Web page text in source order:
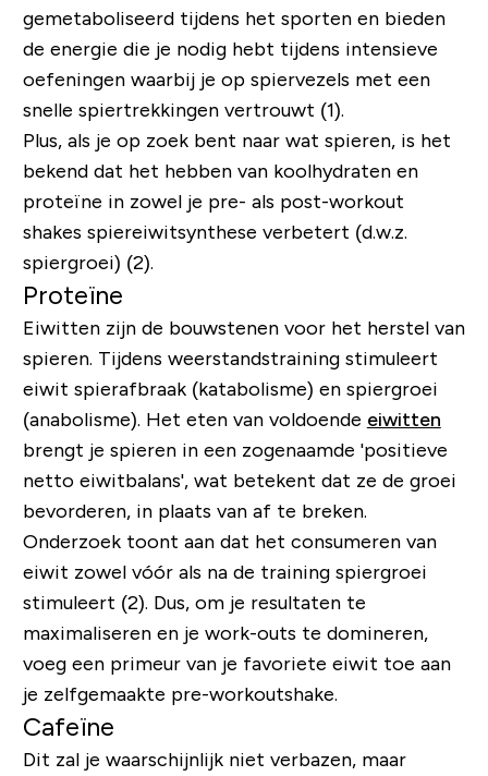
gemetaboliseerd tijdens het sporten en bieden
de energie die je nodig hebt tijdens intensieve
oefeningen waarbij je op spiervezels met een
snelle spiertrekkingen vertrouwt (1).
Plus, als je op zoek bent naar wat spieren, is het
bekend dat het hebben van koolhydraten en
proteïne in zowel je pre- als post-workout
shakes spiereiwitsynthese verbetert (d.w.z.
spiergroei) (2).
Proteïne
Eiwitten zijn de bouwstenen voor het herstel van
spieren. Tijdens weerstandstraining stimuleert
eiwit spierafbraak (katabolisme) en spiergroei
(anabolisme). Het eten van voldoende eiwitten
brengt je spieren in een zogenaamde 'positieve
netto eiwitbalans', wat betekent dat ze de groei
bevorderen, in plaats van af te breken.
Onderzoek toont aan dat het consumeren van
eiwit zowel vóór als na de training spiergroei
stimuleert (2). Dus, om je resultaten te
maximaliseren en je work-outs te domineren,
voeg een primeur van je favoriete eiwit toe aan
je zelfgemaakte pre-workoutshake.
Cafeïne
Dit zal je waarschijnlijk niet verbazen, maar